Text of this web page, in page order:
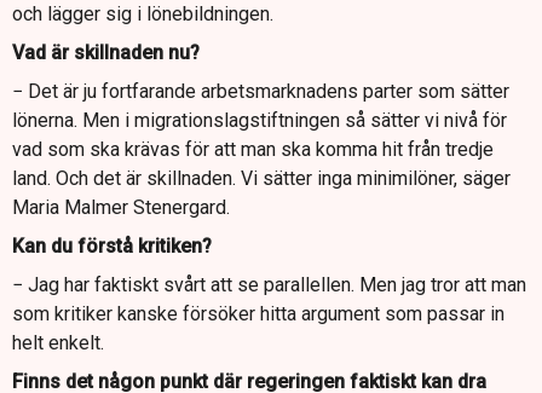
och lägger sig i lönebildningen.
Vad är skillnaden nu?
− Det är ju fortfarande arbetsmarknadens parter som sätter
lönerna. Men i migrationslagstiftningen så sätter vi nivå för
vad som ska krävas för att man ska komma hit från tredje
land. Och det är skillnaden. Vi sätter inga minimilöner, säger
Maria Malmer Stenergard.
Kan du förstå kritiken?
− Jag har faktiskt svårt att se parallellen. Men jag tror att man
som kritiker kanske försöker hitta argument som passar in
helt enkelt.
Finns det någon punkt där regeringen faktiskt kan dra